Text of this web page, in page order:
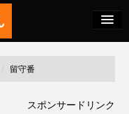
留守番
スポンサードリンク